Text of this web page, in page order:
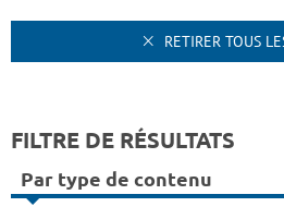
RETIRER TOUS
FILTRE DE RÉSULTATS
Par type de contenu